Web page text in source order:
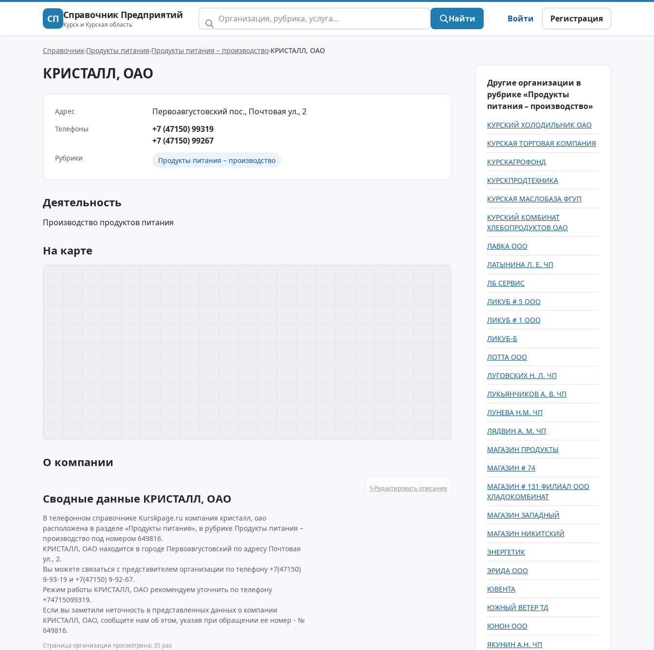
СП Справочник Предприятий
Курск и Курская область
Найти Войти Регистрация
Справочник Продукты питания Продукты питания – производство КРИСТАЛЛ, ОАО
КРИСТАЛЛ, ОАО
Адрес Первоавгустовский пос., Почтовая ул., 2
Телефоны
+7 (47150) 99319
+7 (47150) 99267
Рубрики Продукты питания – производство
Деятельность
Производство продуктов питания
На карте
О компании
✎Редактировать описание
Сводные данные КРИСТАЛЛ, ОАО
В телефонном справочнике Kurskpage.ru компания кристалл, оао
расположена в разделе «Продукты питания», в рубрике Продукты питания –
производство под номером 649816.
КРИСТАЛЛ, ОАО находится в городе Первоавгустовский по адресу Почтовая
ул., 2.
Вы можете связаться с представителем организации по телефону +7(47150)
9-93-19 и +7(47150) 9-92-67.
Режим работы КРИСТАЛЛ, ОАО рекомендуем уточнить по телефону
+74715099319.
Если вы заметили неточность в представленных данных о компании
КРИСТАЛЛ, ОАО, сообщите нам об этом, указав при обращении ее номер - №
649816.
Страница организации просмотрена: 35 раз
Другие организации в
рубрике «Продукты
питания – производство»
КУРСКИЙ ХОЛОДИЛЬНИК ОАО
КУРСКАЯ ТОРГОВАЯ КОМПАНИЯ
КУРСКАГРОФОНД
КУРСКПРОДТЕХНИКА
КУРСКАЯ МАСЛОБАЗА ФГУП
КУРСКИЙ КОМБИНАТ
ХЛЕБОПРОДУКТОВ ОАО
ЛАВКА ООО
ЛАТЫНИНА Л. Е. ЧП
ЛБ СЕРВИС
ЛИКУБ # 5 ООО
ЛИКУБ # 1 ООО
ЛИКУБ-Б
ЛОТТА ООО
ЛУГОВСКИХ Н. Л. ЧП
ЛУКЬЯНЧИКОВ А. В. ЧП
ЛУНЕВА Н.М. ЧП
ЛЯДВИН А. М. ЧП
МАГАЗИН ПРОДУКТЫ
МАГАЗИН # 74
МАГАЗИН # 131 ФИЛИАЛ ООО
ХЛАДОКОМБИНАТ
МАГАЗИН ЗАПАДНЫЙ
МАГАЗИН НИКИТСКИЙ
ЭНЕРГЕТИК
ЭРИДА ООО
ЮВЕНТА
ЮЖНЫЙ ВЕТЕР ТД
ЮНОН ООО
ЯКУНИН А.Н. ЧП